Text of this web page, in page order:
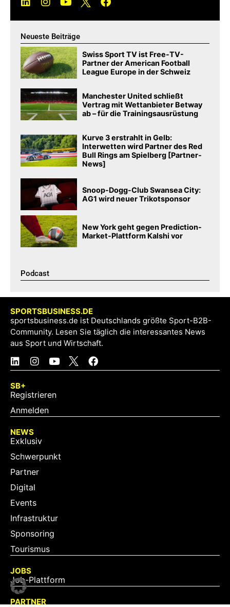
Neueste Beiträge
Swiss Sport TV ist Free-TV-
Partner der American Football
League Europe in der Schweiz
Manchester United schließt
Vertrag mit Wettanbieter Betway
ab – für die Trainingsausrüstung
Kurve 3 erstrahlt in Gelb:
Interwetten wird Partner des Red
Bull Rings am Spielberg [Partner-
News]
Snoop-Dogg-Club Swansea City:
AG1 wird neuer Trikotsponsor
New York geht gegen Prediction-
Market-Plattform Kalshi vor
Podcast​
SPORTSBUSINESS.DE
sportsbusiness.de ist Deutschlands größte Sport-B2B-
Community. Lesen Sie täglich die interessantes News
aus Sport und Wirtschaft.
SB+
Registrieren
Anmelden
NEWS
Exklusiv
Schwerpunkt
Partner
Digital
Events
Infrastruktur
Sponsoring
Tourismus
JOBS
Job-Plattform
PARTNER